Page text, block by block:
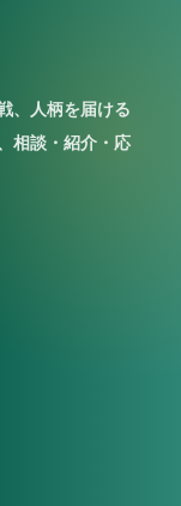
、人柄を届ける
相談・紹介・応